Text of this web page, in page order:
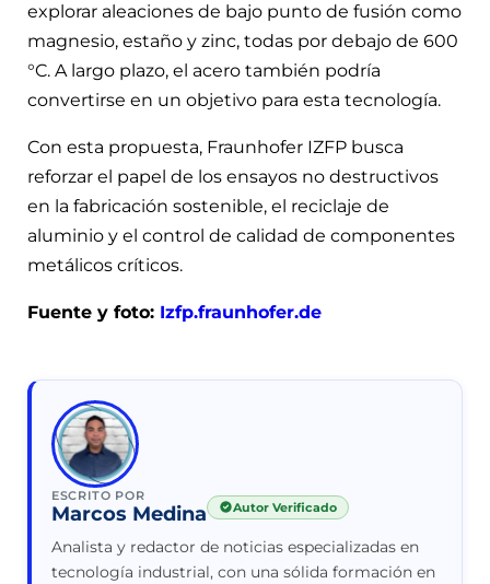
explorar aleaciones de bajo punto de fusión como
magnesio, estaño y zinc, todas por debajo de 600
°C. A largo plazo, el acero también podría
convertirse en un objetivo para esta tecnología.
Con esta propuesta, Fraunhofer IZFP busca
reforzar el papel de los ensayos no destructivos
en la fabricación sostenible, el reciclaje de
aluminio y el control de calidad de componentes
metálicos críticos.
Fuente y foto: Izfp.fraunhofer.de
ESCRITO POR
Marcos Medina Autor Verificado
Analista y redactor de noticias especializadas en
tecnología industrial, con una sólida formación en